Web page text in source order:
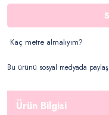
Kaç metre almalıyım?
Bu ürünü sosyal medyada
Ürün Bilgisi